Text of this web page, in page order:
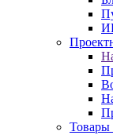
Товары